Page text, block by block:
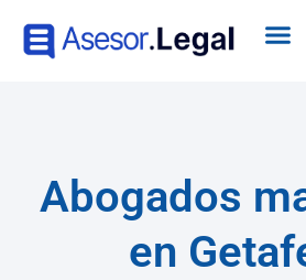
Abogados
en